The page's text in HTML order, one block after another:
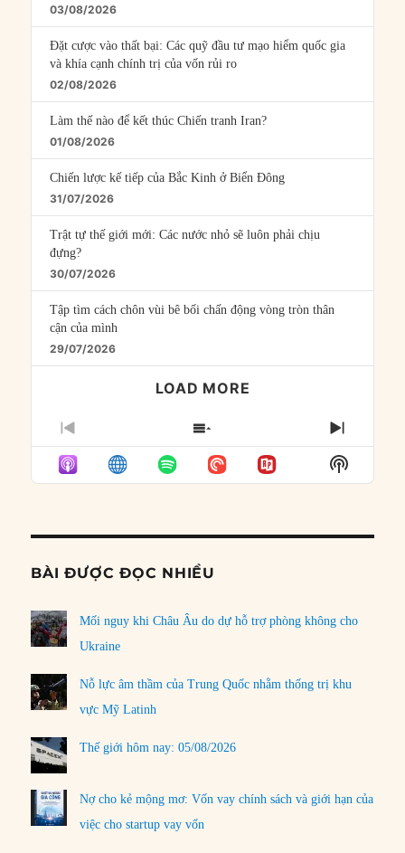
03/08/2026
Đặt cược vào thất bại: Các quỹ đầu tư mạo hiểm quốc gia
và khía cạnh chính trị của vốn rủi ro
02/08/2026
Làm thế nào để kết thúc Chiến tranh Iran?
01/08/2026
Chiến lược kế tiếp của Bắc Kinh ở Biển Đông
31/07/2026
Trật tự thế giới mới: Các nước nhỏ sẽ luôn phải chịu
đựng?
30/07/2026
Tập tìm cách chôn vùi bê bối chấn động vòng tròn thân
cận của mình
29/07/2026
LOAD MORE
PREVIOUS
EPISODE
SHOW
EPISODES
LIST
NEXT
Show
Podcast
BÀI ĐƯỢC ĐỌC NHIỀU
Mối nguy khi Châu Âu do dự hỗ trợ phòng không cho
Ukraine
Nỗ lực âm thầm của Trung Quốc nhằm thống trị khu
vực Mỹ Latinh
Thế giới hôm nay: 05/08/2026
Nợ cho kẻ mộng mơ: Vốn vay chính sách và giới hạn của
việc cho startup vay vốn